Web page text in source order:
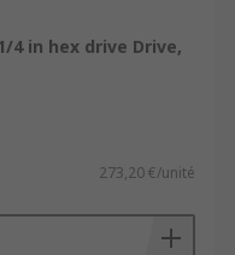
4 in hex drive Drive,
273,20 €/unité